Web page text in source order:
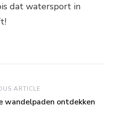
dat watersport in
ARTICLE
wandelpaden ontdekken